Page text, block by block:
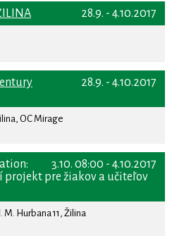
28.9. - 4.10.2017
28.9. - 4.10.2017
OC Mirage
3.10. 08:00 - 4.10.2017
projekt pre žiakov a učiteľov
M. Hurbana 11, Žilina